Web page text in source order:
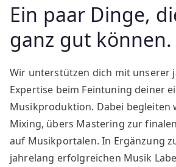
Ein paar Dinge,
ganz gut können.
Wir unterstützen dich mit unserer
Expertise beim Feintuning deiner
Musikproduktion. Dabei begleiten
Mixing, übers Mastering zur
auf Musikportalen. In Ergänzung
jahrelang erfolgreichen Musik